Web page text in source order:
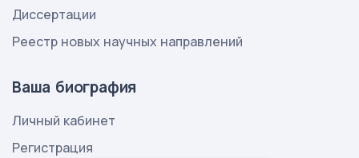
Диссертации
Реестр новых научных направлений
Ваша биография
Личный кабинет
Регистрация